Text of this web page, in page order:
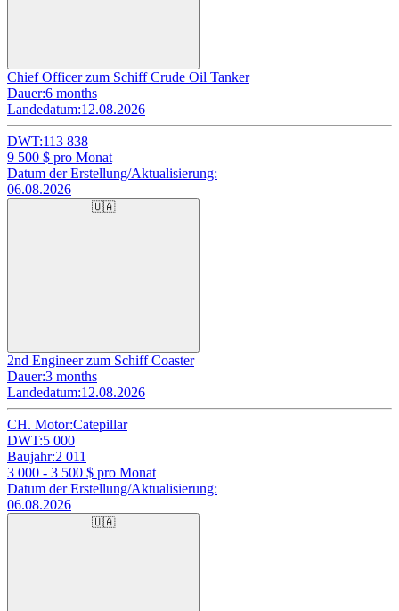
Chief Officer zum Schiff Crude Oil Tanker
Dauer:6 months
Landedatum:12.08.2026
DWT:113 838
9 500 $ pro Monat
Datum der Erstellung/Aktualisierung:
06.08.2026
🇺🇦
2nd Engineer zum Schiff Coaster
Dauer:3 months
Landedatum:12.08.2026
CH. Motor:Catepillar
DWT:5 000
Baujahr:2 011
3 000 - 3 500 $ pro Monat
Datum der Erstellung/Aktualisierung:
06.08.2026
🇺🇦